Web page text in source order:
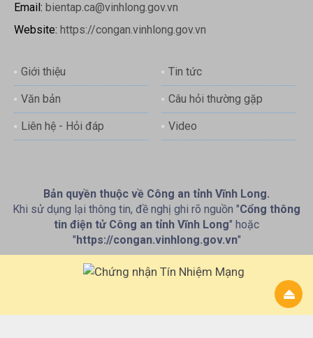
Email: bientap.ca@vinhlong.gov.vn
Website: https://congan.vinhlong.gov.vn
Giới thiệu Tin tức
Văn bản Câu hỏi thường gặp
Liên hệ - Hỏi đáp Video
Bản quyền thuộc về Công an tỉnh Vĩnh Long.
Khi sử dụng lại thông tin, đề nghị ghi rõ nguồn "Cổng thông
tin điện tử Công an tỉnh Vĩnh Long" hoặc
"https://congan.vinhlong.gov.vn"